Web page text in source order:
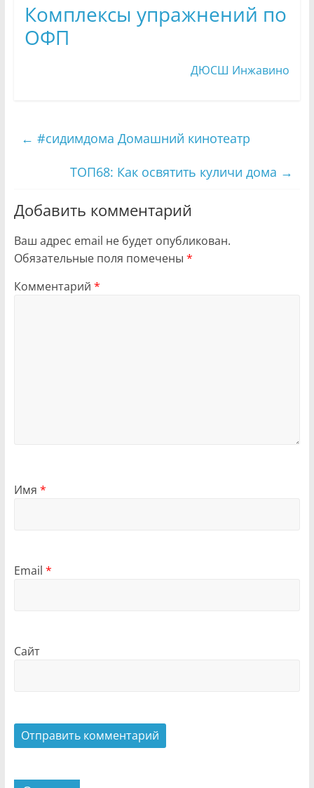
Комплексы упражнений по
ОФП
ДЮСШ Инжавино
← #сидимдома Домашний кинотеатр
ТОП68: Как освятить куличи дома →
Добавить комментарий
Ваш адрес email не будет опубликован.
Обязательные поля помечены *
Комментарий *
Имя *
Email *
Сайт